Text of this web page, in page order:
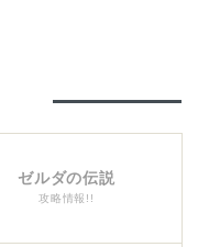
ゼルダの伝説
攻略情報!!